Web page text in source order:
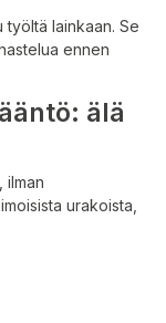
työltä lainkaan. Se
ennen
älä
ilman
urakoista,